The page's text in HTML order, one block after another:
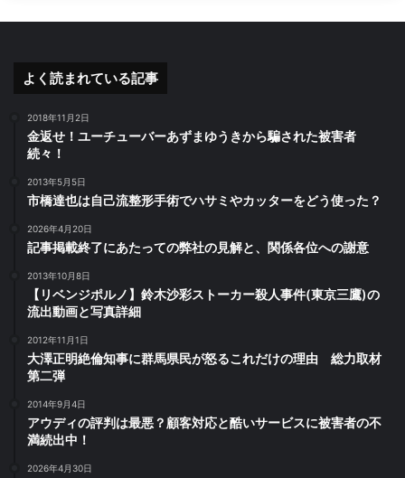
よく読まれている記事
2018年11月2日
金返せ！ユーチューバーあずまゆうきから騙された被害者
続々！
2013年5月5日
市橋達也は自己流整形手術でハサミやカッターをどう使った？
2026年4月20日
記事掲載終了にあたっての弊社の見解と、関係各位への謝意
2013年10月8日
【リベンジポルノ】鈴木沙彩ストーカー殺人事件(東京三鷹)の
流出動画と写真詳細
2012年11月1日
大澤正明絶倫知事に群馬県民が怒るこれだけの理由 総力取材
第二弾
2014年9月4日
アウディの評判は最悪？顧客対応と酷いサービスに被害者の不
満続出中！
2026年4月30日